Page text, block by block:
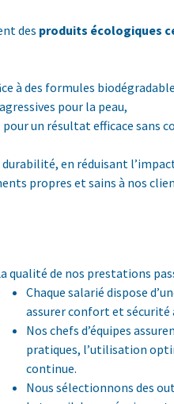
des produits écologiques
à des formules
pour la peau,
un résultat efficace sans
en réduisant
propres et sains à nos
qualité de nos prestations
Chaque salarié dispose
assurer confort et sécurité
Nos chefs d’équipes
pratiques, l’utilisation
continue.
Nous sélectionnons des